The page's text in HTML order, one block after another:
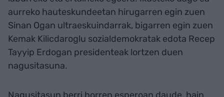
aurreko hauteskundeetan hirugarren egin zuen
Sinan Ogan ultraeskuindarrak, bigarren egin zuen
Kemak Kilicdaroglu sozialdemokratak edota Recep
Tayyip Erdogan presidenteak lortzen duen
nagusitasuna.